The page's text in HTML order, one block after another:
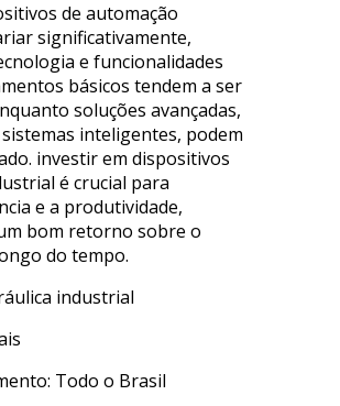
de automação
significativamente,
e funcionalidades
básicos tendem a ser
soluções avançadas,
inteligentes, podem
investir em dispositivos
é crucial para
e a produtividade,
bom retorno sobre o
do tempo.
Todo o Brasil